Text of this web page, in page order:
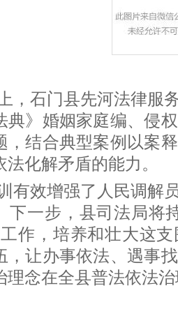
，石门县先河法律服
典》婚姻家庭编、侵
，结合典型案例以案
化解矛盾的能力。
有效增强了人民调解
下一步，县司法局将
作，培养和壮大这
，让办事依法、遇事
理念在全县普法依法